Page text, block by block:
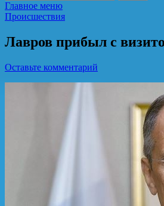
Главное меню
Происшествия
Лавров прибыл с
Оставьте комментарий